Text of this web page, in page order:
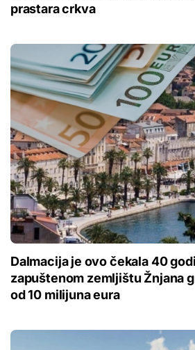
prastara crkva
Dalmacija je ovo čekala 40
zapuštenom zemljištu Žnjana
od 10 milijuna eura